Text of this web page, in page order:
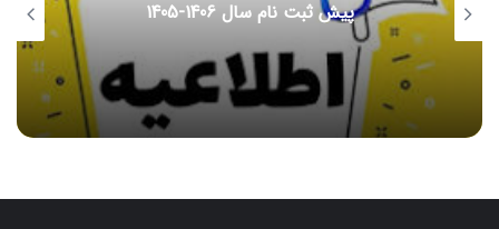
پیش ثبت نام سال 1406-1405